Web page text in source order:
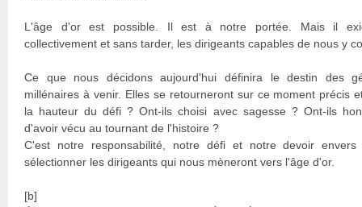
L'âge d'or est possible. Il est à notre portée. Mais il
collectivement et sans tarder, les dirigeants capables de nous y
Ce que nous décidons aujourd'hui définira le destin des
millénaires à venir. Elles se retourneront sur ce moment précis
la hauteur du défi ? Ont-ils choisi avec sagesse ? Ont-ils
d'avoir vécu au tournant de l'histoire ?
C'est notre responsabilité, notre défi et notre devoir
sélectionner les dirigeants qui nous mèneront vers l'âge d'or.
[b]